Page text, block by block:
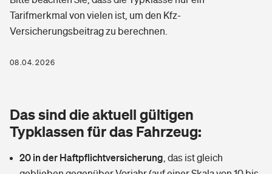
Berufshaftpflichtversicherung
Rentenrechner: Wie viel Geld bekomme ich im Alter?
Wer versichert was: Jetzt Versicherer finden
Photovoltaik
Vermieterrrechtsschutz
Mietkautionsversicherung
Rechts­schutz­ver­si­che­rung
Fahrradversicherung
Kinderunfall­ver­si­che­rung
Kinderinvalidität
Gesundheit
Dread-Disease-Versicherung
Tierkrankenversicherung
Tarifmerkmal von vielen ist, um den Kfz-
Versicherungsbeitrag zu berechnen.
08.04.2026
Das sind die aktuell gültigen
Typklassen für das Fahrzeug:
20 in der Haftpflichtversicherung das ist gleich